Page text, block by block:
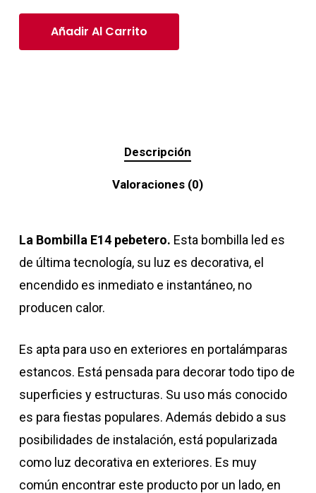
Añadir Al Carrito
Descripción
Valoraciones (0)
La Bombilla E14 pebetero. Esta bombilla led es
de última tecnología, su luz es decorativa, el
encendido es inmediato e instantáneo, no
producen calor.
Es apta para uso en exteriores en portalámparas
estancos. Está pensada para decorar todo tipo de
superficies y estructuras. Su uso más conocido
es para fiestas populares. Además debido a sus
posibilidades de instalación, está popularizada
como luz decorativa en exteriores. Es muy
común encontrar este producto por un lado, en